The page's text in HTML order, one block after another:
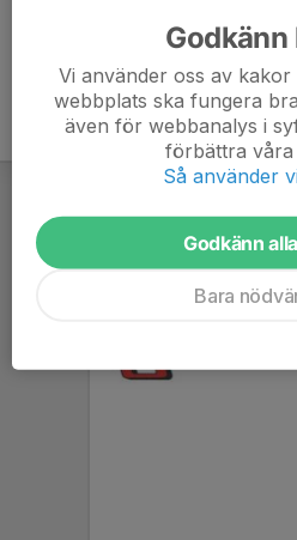
Godkänn
Vi använder oss av
webbplats ska fungera
även för webbanalys i
förbättra våra
Så använder
Godkänn
Bara